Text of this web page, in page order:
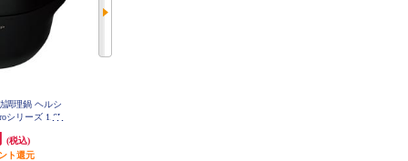
調理鍋 ヘルシ
シリーズ 1.6L
(税込)
ト還元